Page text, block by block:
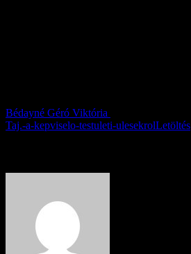
Bédayné Géró Viktória
Taj.-a-kepviselo-testuleti-ulesekrolLetöltés